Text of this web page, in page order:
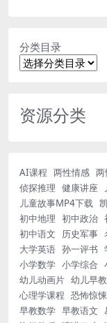
分类目录
资源分类
AI课程 两性情感 两
侦探推理 健康讲座
儿童故事MP4下载
初中地理 初中政治
初中语文
历史军事
大学英语 孙一评书
小学数学 小学综合
幼儿动画片 幼儿早教
心理学课程 恐怖惊悚
早教数学 早教语文